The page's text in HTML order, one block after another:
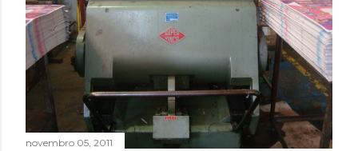
novembro 05, 2011